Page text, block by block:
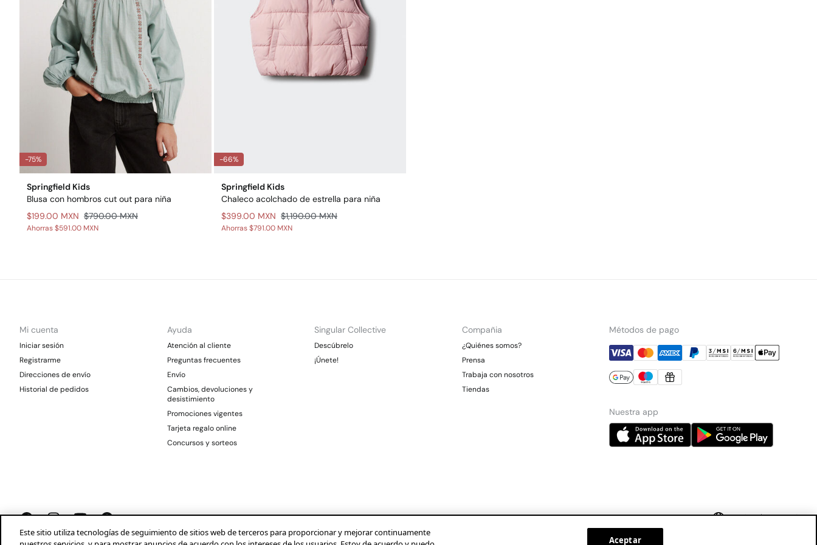
-75%
Springfield Kids
Blusa con hombros cut out para niña
$199.00 MXN $790.00 MXN
Ahorras$591.00 MXN
-66%
Springfield Kids
Chaleco acolchado de estrella para niña
$399.00 MXN $1,190.00 MXN
Ahorras$791.00 MXN
Mi cuenta
Iniciar sesión
Registrarme
Direcciones de envío
Historial de pedidos
Ayuda
Atención al cliente
Preguntas frecuentes
Envío
Cambios, devoluciones y
desistimiento
Promociones vigentes
Tarjeta regalo online
Concursos y sorteos
Singular Collective
Descúbrelo
¡Únete!
Compañia
¿Quiénes somos?
Prensa
Trabaja con nosotros
Tiendas
Métodos de pago
Nuestra app
Mexico
Español
Este sitio utiliza tecnologías de seguimiento de sitios web de terceros para proporcionar y mejorar continuamente
Aceptar